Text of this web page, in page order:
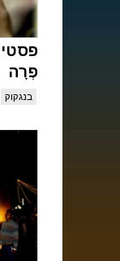
פְרָה
בנגקוק